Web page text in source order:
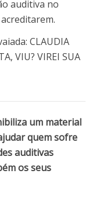
auditiva no
CLAUDIA
VIU? VIREI SUA
um material
quem sofre
auditivas
os seus